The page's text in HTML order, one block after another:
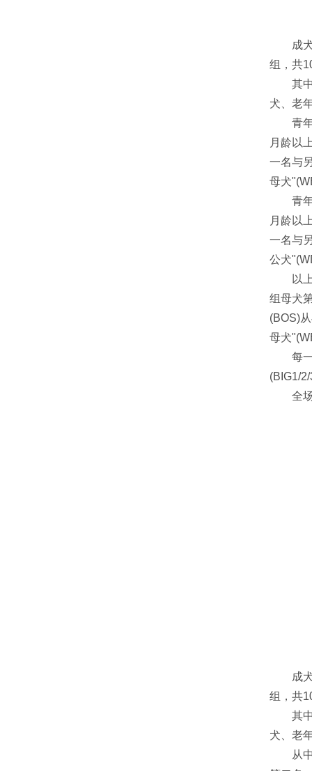
成犬
组，共
其中
犬、老
青年
月龄以
一名与
母犬
青年
月龄以
一名与
公犬
以上
组母犬
(BOS)
母犬
每一
(BIG1/
全场
成犬
组，共
其中
犬、老
从中